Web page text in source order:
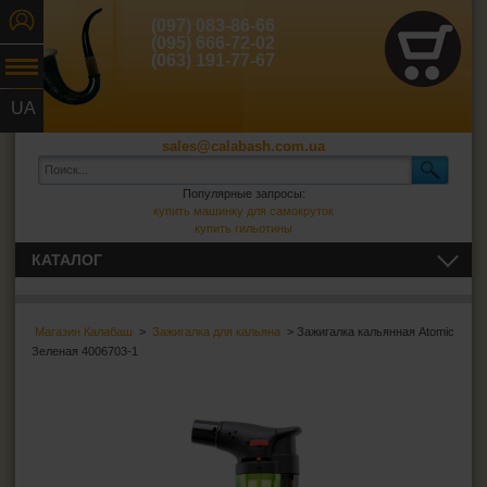
UA
(097) 083-86-66
(095) 666-72-02
(063) 191-77-67
sales@calabash.com.ua
Популярные запросы:
купить машинку для самокруток
купить гильотины
Магазин Калабаш > Зажигалка для кальяна
> Зажигалка кальянная Atomic
Зеленая 4006703-1
КАТАЛОГ
СИГАРЫ, СИГАРИЛЛЫ И ВСЁ ДЛЯ НИХ
ЗАЖИГАЛКИ